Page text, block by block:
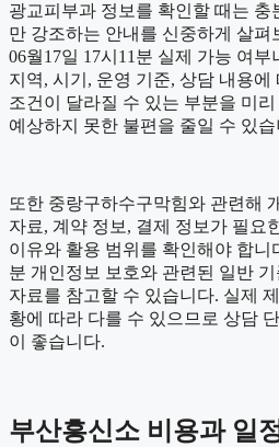
광교피부과 정보를 확인할 때는 충
만 강조하는 안내를 신중하게 살펴
06월17일 17시11분 실제 가능 여
지역, 시기, 운영 기준, 상담 내용에
조건이 달라질 수 있는 부분을 미
예상하지 못한 불편을 줄일 수 있습
또한 중랑구하수구막힘와 관련해
자료, 계약 정보, 결제 정보가 필요
이유와 활용 범위를 확인해야 합니
분 개인정보 보호와 관련된 일반 기
자료를 참고할 수 있습니다. 실제
황에 따라 다를 수 있으므로 상담
이 좋습니다.
부산흥신소 비용과 일